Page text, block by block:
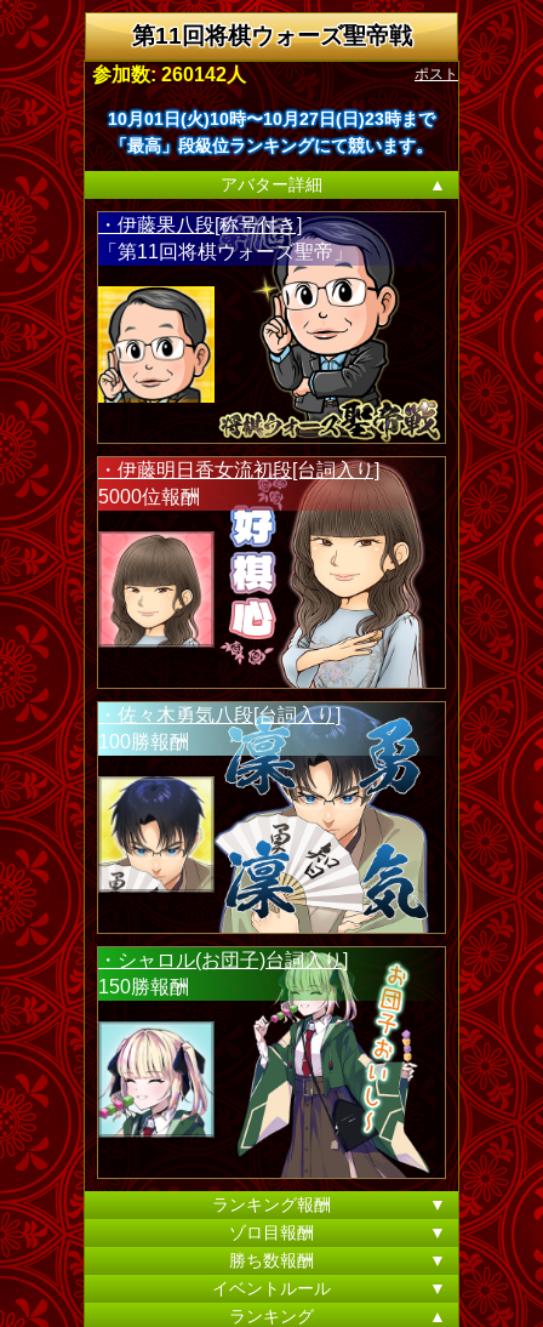
第11回将棋ウォーズ聖帝戦
ポスト
参加数: 260142人
10月01日(火)10時〜10月27日(日)23時まで
「最高」段級位ランキングにて競います。
アバター詳細
▲
・伊藤果八段[称号付き]
「第11回将棋ウォーズ聖帝」
・伊藤明日香女流初段[台詞入り]
5000位報酬
・佐々木勇気八段[台詞入り]
100勝報酬
・シャロル(お団子)台詞入り]
150勝報酬
ランキング報酬
▼
ゾロ目報酬
▼
勝ち数報酬
▼
イベントルール
▼
ランキング
▲